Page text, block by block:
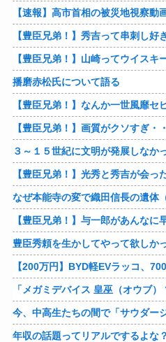
【豊臣兄弟！】秀吉って串刺し好
【豊臣兄弟！】山崎ってウイスキ
播磨赤松氏について語る
【豊臣兄弟！】なんか一世風靡セ
【豊臣兄弟！】画質がクソすぎ・
３～１５世紀に文明が発展しなか
【豊臣兄弟！】光秀と秀吉が会っ
なぜ本能寺の変で織田信長の遺体
【豊臣兄弟！】与一郎があんなに
豊臣秀頼を生かしてやって欲しか
【200万円】BYD軽EVラッコ、
年収の話題ってリアルでするよな？